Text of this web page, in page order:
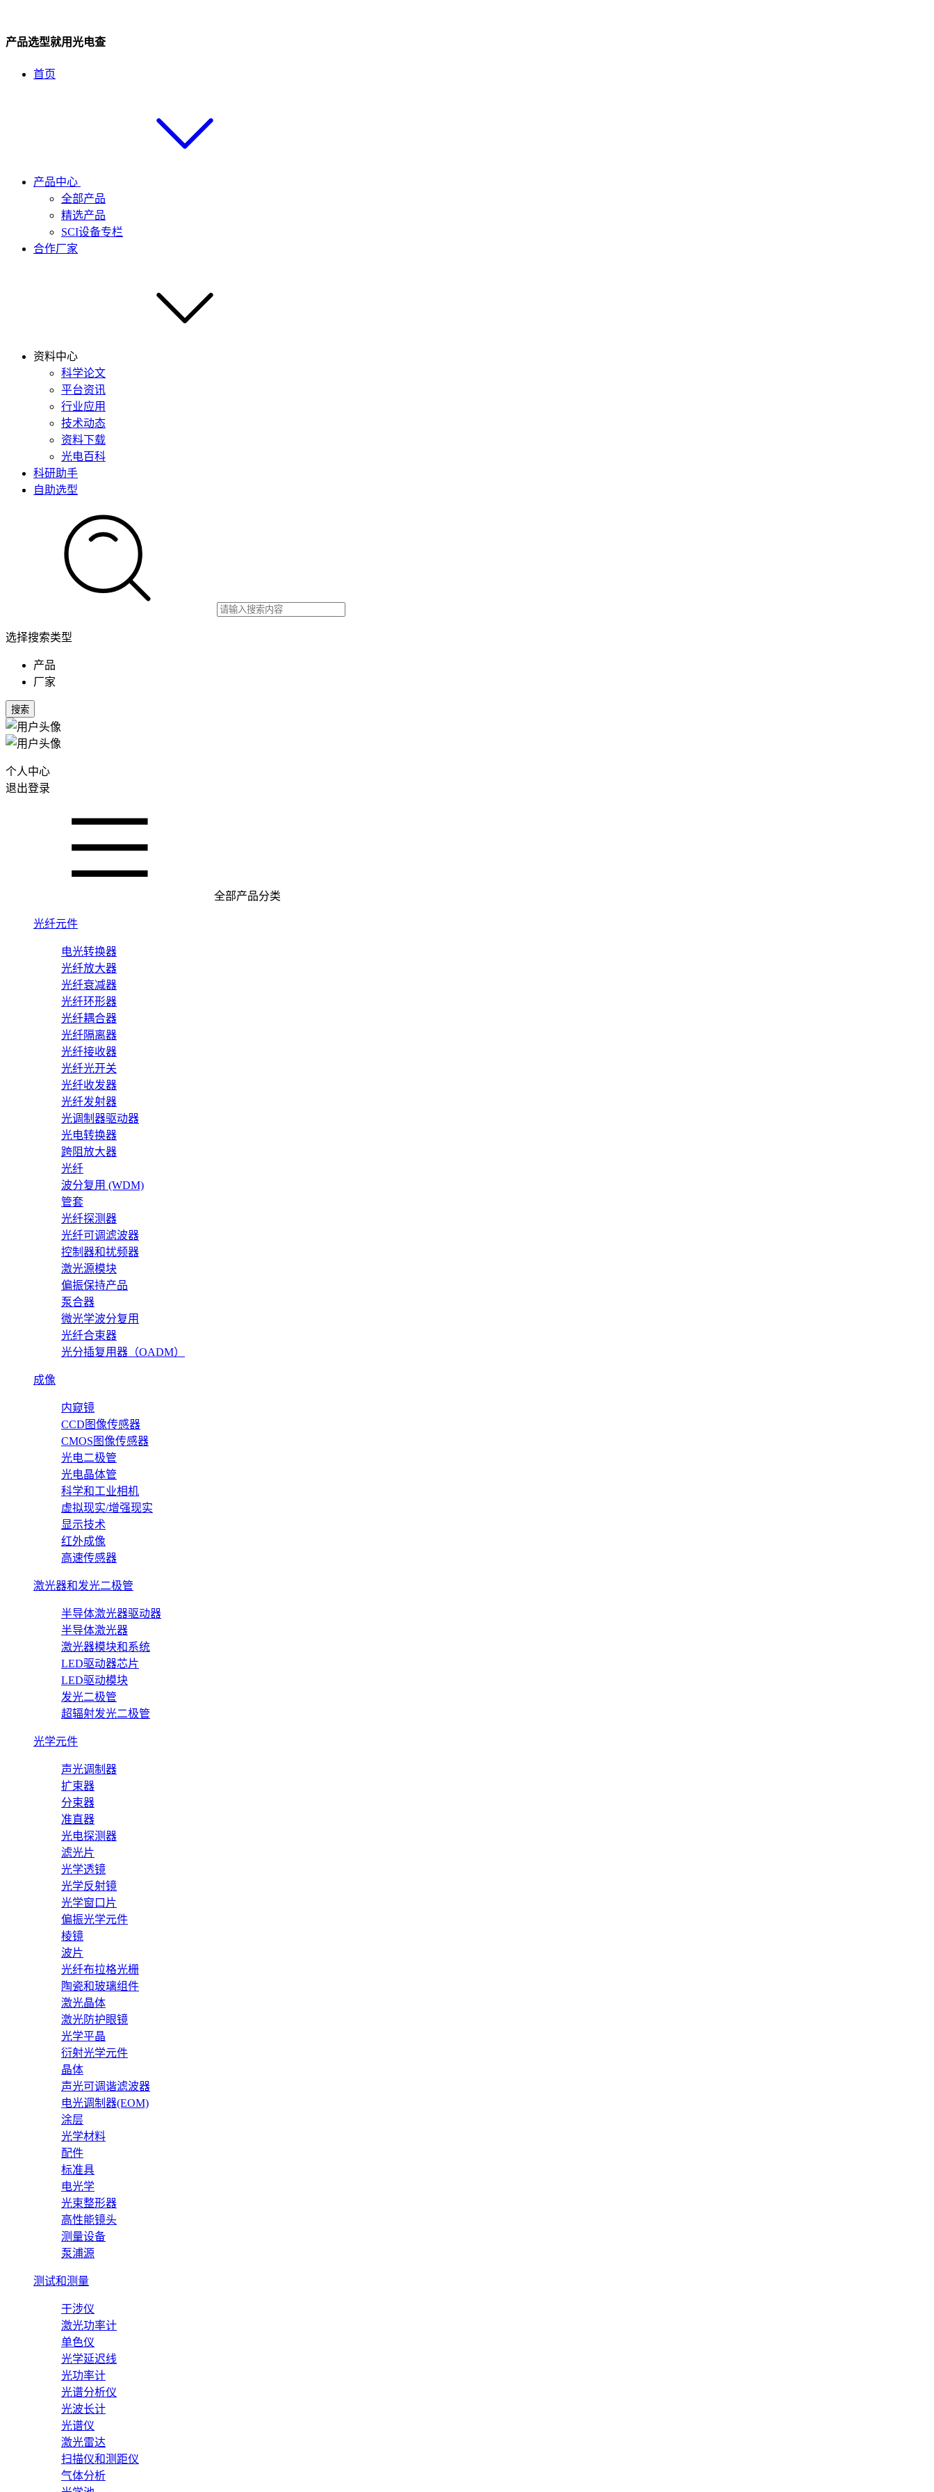
产品选型就用光电查
首页
产品中心
全部产品
精选产品
SCI设备专栏
合作厂家
资料中心
科学论文
平台资讯
行业应用
技术动态
资料下载
光电百科
科研助手
自助选型
选择搜索类型
产品
厂家
搜索
个人中心
退出登录
全部产品分类
光纤元件
电光转换器
光纤放大器
光纤衰减器
光纤环形器
光纤耦合器
光纤隔离器
光纤接收器
光纤光开关
光纤收发器
光纤发射器
光调制器驱动器
光电转换器
跨阻放大器
光纤
波分复用 (WDM)
管套
光纤探测器
光纤可调滤波器
控制器和扰频器
激光源模块
偏振保持产品
泵合器
微光学波分复用
光纤合束器
光分插复用器（OADM）
成像
内窥镜
CCD图像传感器
CMOS图像传感器
光电二极管
光电晶体管
科学和工业相机
虚拟现实/增强现实
显示技术
红外成像
高速传感器
激光器和发光二极管
半导体激光器驱动器
半导体激光器
激光器模块和系统
LED驱动器芯片
LED驱动模块
发光二极管
超辐射发光二极管
光学元件
声光调制器
扩束器
分束器
准直器
光电探测器
滤光片
光学透镜
光学反射镜
光学窗口片
偏振光学元件
棱镜
波片
光纤布拉格光栅
陶瓷和玻璃组件
激光晶体
激光防护眼镜
光学平晶
衍射光学元件
晶体
声光可调谐滤波器
电光调制器(EOM)
涂层
光学材料
配件
标准具
电光学
光束整形器
高性能镜头
测量设备
泵浦源
测试和测量
干涉仪
激光功率计
单色仪
光学延迟线
光功率计
光谱分析仪
光波长计
光谱仪
激光雷达
扫描仪和测距仪
气体分析